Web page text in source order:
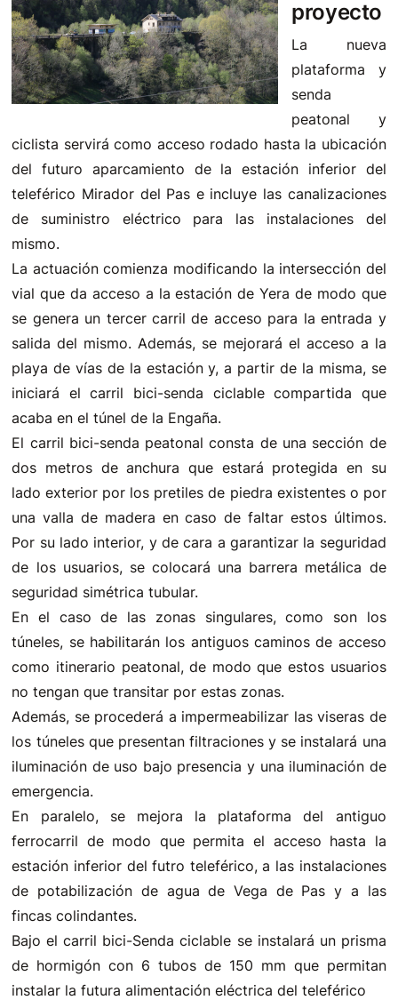
proyecto
La nueva
plataforma y
senda
peatonal y
ciclista servirá como acceso rodado hasta la ubicación
del futuro aparcamiento de la estación inferior del
teleférico Mirador del Pas e incluye las canalizaciones
de suministro eléctrico para las instalaciones del
mismo.
La actuación comienza modificando la intersección del
vial que da acceso a la estación de Yera de modo que
se genera un tercer carril de acceso para la entrada y
salida del mismo. Además, se mejorará el acceso a la
playa de vías de la estación y, a partir de la misma, se
iniciará el carril bici-senda ciclable compartida que
acaba en el túnel de la Engaña.
El carril bici-senda peatonal consta de una sección de
dos metros de anchura que estará protegida en su
lado exterior por los pretiles de piedra existentes o por
una valla de madera en caso de faltar estos últimos.
Por su lado interior, y de cara a garantizar la seguridad
de los usuarios, se colocará una barrera metálica de
seguridad simétrica tubular.
En el caso de las zonas singulares, como son los
túneles, se habilitarán los antiguos caminos de acceso
como itinerario peatonal, de modo que estos usuarios
no tengan que transitar por estas zonas.
Además, se procederá a impermeabilizar las viseras de
los túneles que presentan filtraciones y se instalará una
iluminación de uso bajo presencia y una iluminación de
emergencia.
En paralelo, se mejora la plataforma del antiguo
ferrocarril de modo que permita el acceso hasta la
estación inferior del futro teleférico, a las instalaciones
de potabilización de agua de Vega de Pas y a las
fincas colindantes.
Bajo el carril bici-Senda ciclable se instalará un prisma
de hormigón con 6 tubos de 150 mm que permitan
instalar la futura alimentación eléctrica del teleférico